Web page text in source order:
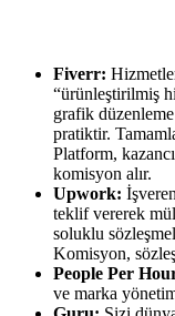
Fiverr:
“ürünleştirilmiş
grafik
pratiktir.
Platform,
komisyon alır.
Upwork:
teklif vererek
soluklu
Komisyon,
People Per
ve marka